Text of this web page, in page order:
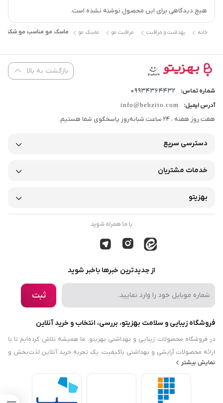
هیچ دیدگاهی برای این محصول نوشته نشده است.
خانه بهداشت و مراقبت مراقبت مو ماسک مو ماسک مو مناسب مو شکننده و وز
بازگشت به بالا
شماره تماس: 09934364432
آدرس ایمیل: info@behzito.com
هفت روز هفته ، 24 ساعت شبانه‌روز پاسخگوی شما هستیم.
دسترسی سریع
خدمات مشتریان
بهزیتو
با ما همراه شوید
از جدیدترین خبرها باخبر شوید
ثبت
فروشگاه زیبایی و سلامت بهزیتو، بررسی، انتخاب و خرید آنلاین
در فروشگاه محصولات زیبایی و بهداشتی بهزیتو، ما همیشه تلاش کرده‌ایم تا با
ارائه محصولات آرایشی و بهداشتی باکیفیت، یک تجربه خرید آنلاین لذت‌بخش و
رضایت‌بخش را برایتان فراهم کنیم. هدف ما این است که نیازها و دانش مرتبط با
زیبایی، بهداشت و سلامت را در دسترس شما قرار دهیم. فروشگاه محصولات
زیبایی و بهداشتی بهزیتو نه‌تنها در زمینه محصولات آرایشی و بهداشتی فعالیت
نمایش بیشتر